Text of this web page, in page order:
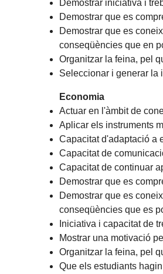
Demostrar iniciativa i
Demostrar que es
Demostrar que es
conseqüències que en
Organitzar la feina, pel
Seleccionar i generar la
Economia
Actuar en l'àmbit de
Aplicar els instruments
Capacitat d'adaptació a
Capacitat de
Capacitat de continuar
Demostrar que es
Demostrar que es
conseqüències que es
Iniciativa i capacitat de
Mostrar una motivació
Organitzar la feina, pel
Que els estudiants